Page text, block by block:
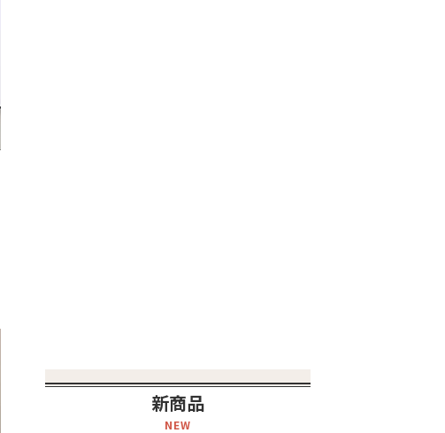
新商品
NEW